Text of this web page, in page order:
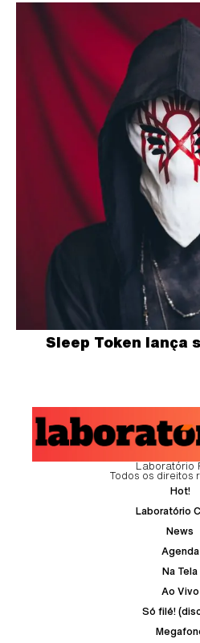
Sleep Token lança
Laboratório
Todos os direitos
Hot!
Laboratório
News
Agenda
Na Tela
Ao Vivo
Só filé!